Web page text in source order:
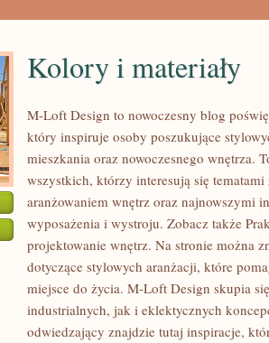
Kolory i materiały
M-Loft Design to nowoczesny blog
który inspiruje osoby poszukujące
mieszkania oraz nowoczesnego wnętrza.
wszystkich, którzy interesują się
aranżowaniem wnętrz oraz najnowszymi
wyposażenia i wystroju. Zobacz także
projektowanie wnętrz. Na stronie można
dotyczące stylowych aranżacji, które
miejsce do życia. M-Loft Design skupia
industrialnych, jak i eklektycznych
odwiedzający znajdzie tutaj inspiracje,